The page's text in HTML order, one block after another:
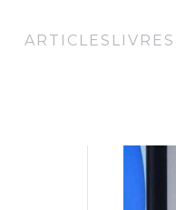
ARTICLES LIVRES